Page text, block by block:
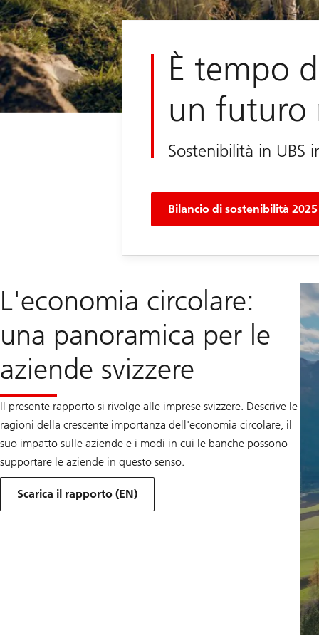
È tempo
un futuro
Sostenibilità in UBS
Bilancio di sostenibilità 2025
L'economia circolare:
una panoramica per le
aziende svizzere
Il presente rapporto si rivolge alle imprese svizzere. Descrive le
ragioni della crescente importanza dell'economia circolare, il
suo impatto sulle aziende e i modi in cui le banche possono
supportare le aziende in questo senso.
Scarica il rapporto (EN)